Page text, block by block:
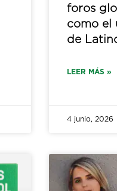
foros
como el
de
LEER MÁS »
4 junio, 2026